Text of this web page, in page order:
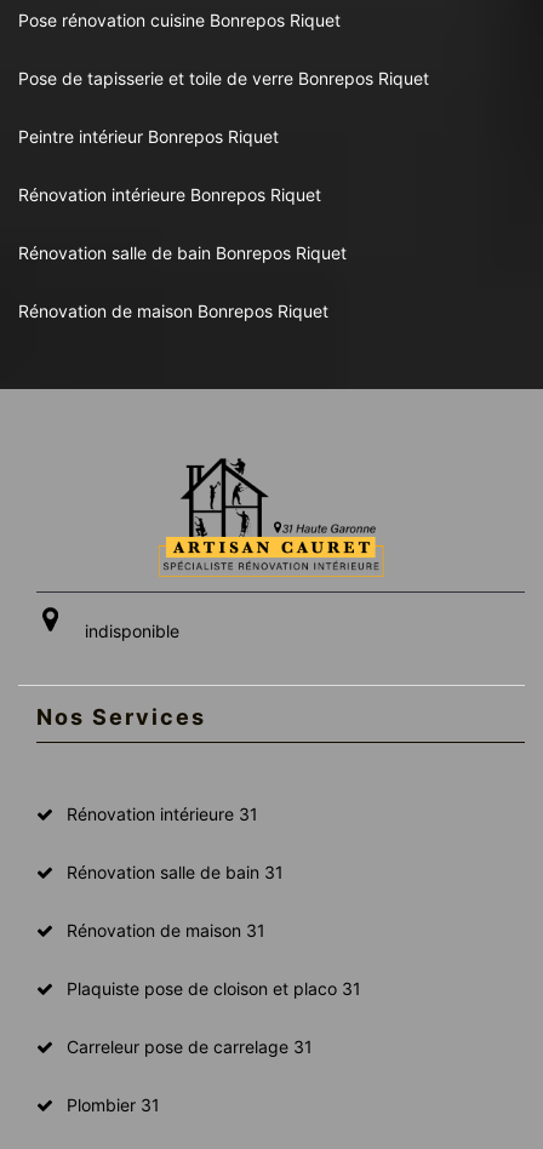
Pose rénovation cuisine Bonrepos Riquet
Pose de tapisserie et toile de verre Bonrepos Riquet
Peintre intérieur Bonrepos Riquet
Rénovation intérieure Bonrepos Riquet
Rénovation salle de bain Bonrepos Riquet
Rénovation de maison Bonrepos Riquet
indisponible
Nos Services
Rénovation intérieure 31
Rénovation salle de bain 31
Rénovation de maison 31
Plaquiste pose de cloison et placo 31
Carreleur pose de carrelage 31
Plombier 31